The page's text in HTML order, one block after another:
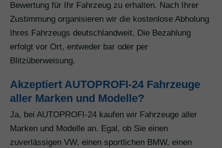
Bewertung für Ihr Fahrzeug zu erhalten. Nach Ihrer
Zustimmung organisieren wir die kostenlose Abholung
Ihres Fahrzeugs deutschlandweit. Die Bezahlung
erfolgt vor Ort, entweder bar oder per
Blitzüberweisung.
Akzeptiert AUTOPROFI-24 Fahrzeuge
aller Marken und Modelle?
Ja, bei AUTOPROFI-24 kaufen wir Fahrzeuge aller
Marken und Modelle an. Egal, ob Sie einen
zuverlässigen VW, einen sportlichen BMW, einen